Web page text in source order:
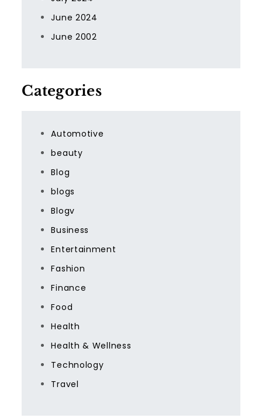
June 2024
June 2002
Categories
Automotive
beauty
Blog
blogs
Blogv
Business
Entertainment
Fashion
Finance
Food
Health
Health & Wellness
Technology
Travel